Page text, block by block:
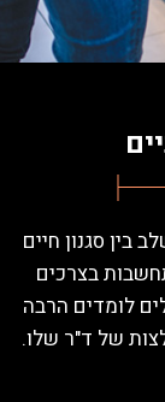
בין סגנון חיים
בצרכים
לומדים הרבה
של ד"ר שלו.